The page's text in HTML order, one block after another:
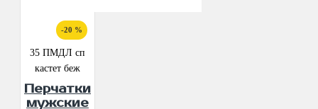
-20 %
35 ПМДЛ сп
кастет беж
Перчатки
мужские